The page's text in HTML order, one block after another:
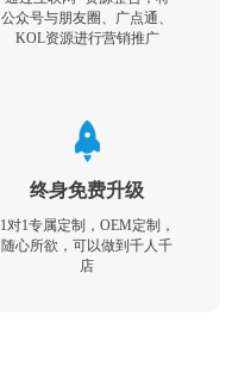
公众号与朋友圈、广点通、
KOL资源进行营销推广
终身免费升级
1对1专属定制，OEM定制，
随心所欲，可以做到千人千
店